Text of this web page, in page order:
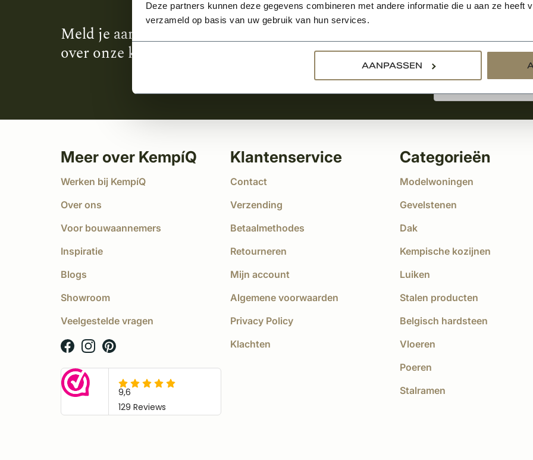
Deze partners kunnen deze gegevens combineren met andere informatie die u aan ze heeft
verzameld op basis van uw gebruik van hun services.
AANPASSEN
Meld je aan en ontvang het laatste nieuws
over onze kempische bouwstijl!
Meer over KempíQ
Werken bij KempíQ
Over ons
Voor bouwaannemers
Inspiratie
Blogs
Showroom
Veelgestelde vragen
Klantenservice
Contact
Verzending
Betaalmethodes
Retourneren
Mijn account
Algemene voorwaarden
Privacy Policy
Klachten
Categorieën
Modelwoningen
Gevelstenen
Dak
Kempische kozijnen
Luiken
Stalen producten
Belgisch hardsteen
Vloeren
Poeren
Stalramen